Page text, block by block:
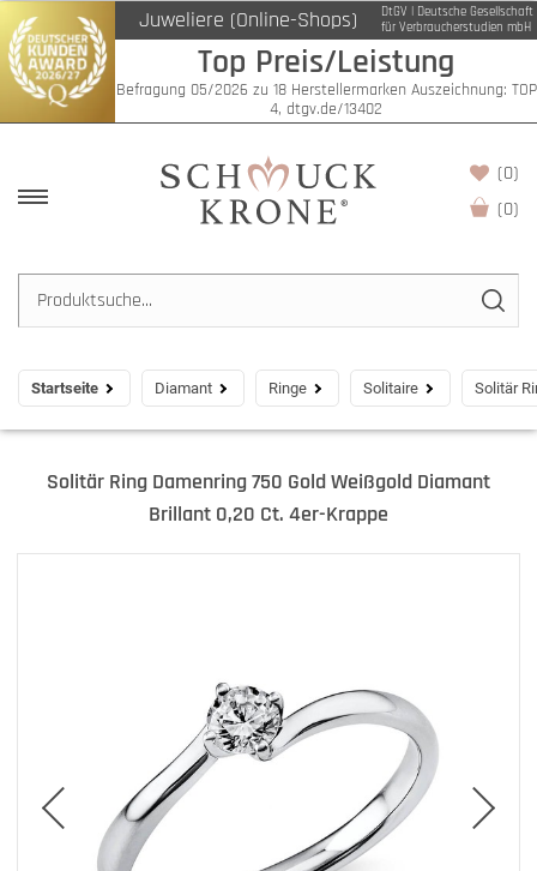
Juweliere (Online-Shops)
DtGV | Deutsche Gesellschaft
für Verbraucherstudien mbH
Top Preis/Leistung
Befragung 05/2026 zu 18 Herstellermarken Auszeichnung: TOP
4, dtgv.de/13402
(0)
(0)
Startseite Diamant Ringe Solitaire Solitär
Solitär Ring Damenring 750 Gold Weißgold Diamant
Brillant 0,20 Ct. 4er-Krappe